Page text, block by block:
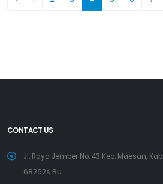
CONTACT US
Jl. Raya Jember No. 43 Kec. Maesan,
68262s Bu